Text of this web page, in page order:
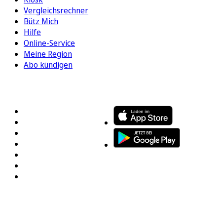
Vergleichsrechner
Bütz Mich
Hilfe
Online-Service
Meine Region
Abo kündigen